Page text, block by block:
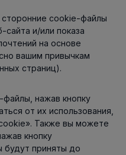
cookie-файлы
сайта и/или показа
на основе
вашим привычкам
страниц).
нажав кнопку
от их использования,
Также вы можете
кнопку
приняты до